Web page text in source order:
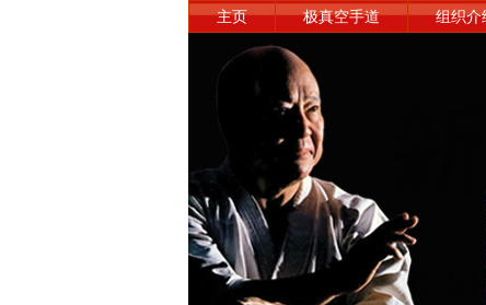
主页 极真空手道 组织介